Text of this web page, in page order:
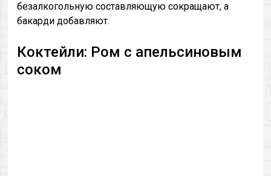
безалкогольную составляющую сокращают, а
бакарди добавляют.
Коктейли: Ром с апельсиновым
соком